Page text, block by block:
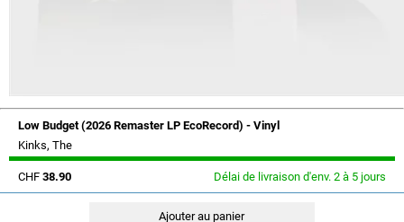
Low Budget (2026 Remaster LP EcoRecord) - Vinyl
Kinks, The
CHF 38.90 Délai de livraison d'env. 2 à 5 jours